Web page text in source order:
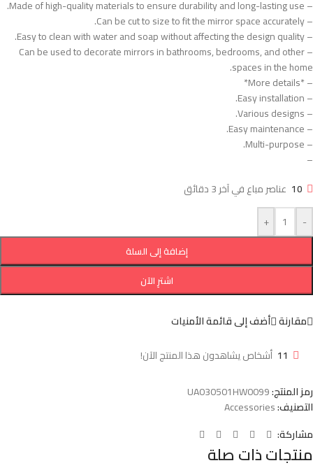
– Made of high-quality materials to ensure durability and long-lasting use.
– Can be cut to size to fit the mirror space accurately.
– Easy to clean with water and soap without affecting the design quality.
– Can be used to decorate mirrors in bathrooms, bedrooms, and other
spaces in the home.
– *More details*
– Easy installation.
– Various designs.
– Easy maintenance.
– Multi-purpose.
–
10 عناصر مباع في آخر 3 دقائق
-
+
إضافة إلى السلة
اشترِ الآن
مقارنة أضف إلى قائمة الأمنيات
11 أشخاص يشاهدون هذا المنتج الآن!
رمز المنتج:UA030501HW0099
التصنيف:Accessories
مشاركة:
منتجات ذات صلة